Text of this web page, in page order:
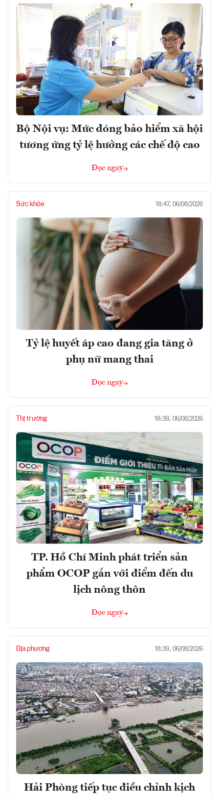
Bộ Nội vụ: Mức đóng bảo hiểm xã hội
tương ứng tỷ lệ hưởng các chế độ cao
Đọc ngay
Sức khỏe 18:47, 06/08/2026
Tỷ lệ huyết áp cao đang gia tăng ở
phụ nữ mang thai
Đọc ngay
Thị trường 18:39, 06/08/2026
TP. Hồ Chí Minh phát triển sản
phẩm OCOP gắn với điểm đến du
lịch nông thôn
Đọc ngay
Địa phương 18:39, 06/08/2026
Hải Phòng tiếp tục điều chỉnh kịch